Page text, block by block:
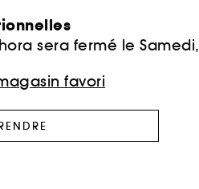
sera fermé le
favori